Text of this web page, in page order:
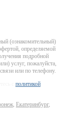
(ознакомительный)
определяемой
подробной
услуг, пожалуйста,
или по телефону.
политикой
Екатеринбург,